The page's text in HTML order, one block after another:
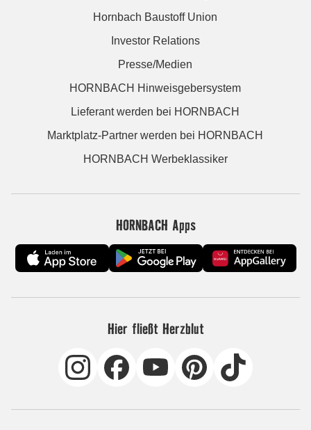
Hornbach Baustoff Union
Investor Relations
Presse/Medien
HORNBACH Hinweisgebersystem
Lieferant werden bei HORNBACH
Marktplatz-Partner werden bei HORNBACH
HORNBACH Werbeklassiker
HORNBACH Apps
Hier fließt Herzblut